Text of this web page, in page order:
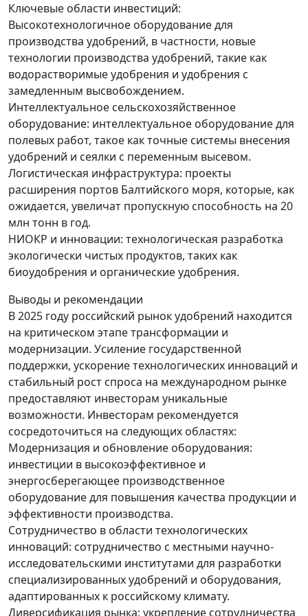
Ключевые области инвестиций:
Высокотехнологичное оборудование для
производства удобрений, в частности, новые
технологии производства удобрений, такие как
водорастворимые удобрения и удобрения с
замедленным высвобождением.
Интеллектуальное сельскохозяйственное
оборудование: интеллектуальное оборудование для
полевых работ, такое как точные системы внесения
удобрений и сеялки с переменным высевом.
Логистическая инфраструктура: проекты
расширения портов Балтийского моря, которые, как
ожидается, увеличат пропускную способность на 20
млн тонн в год.
НИОКР и инновации: технологическая разработка
экологически чистых продуктов, таких как
биоудобрения и органические удобрения.
Выводы и рекомендации
В 2025 году российский рынок удобрений находится
на критическом этапе трансформации и
модернизации. Усиление государственной
поддержки, ускорение технологических инноваций и
стабильный рост спроса на международном рынке
предоставляют инвесторам уникальные
возможности. Инвесторам рекомендуется
сосредоточиться на следующих областях:
Модернизация и обновление оборудования:
инвестиции в высокоэффективное и
энергосберегающее производственное
оборудование для повышения качества продукции и
эффективности производства.
Сотрудничество в области технологических
инноваций: сотрудничество с местными научно-
исследовательскими институтами для разработки
специализированных удобрений и оборудования,
адаптированных к российскому климату.
Диверсификация рынка: укрепление сотрудничества